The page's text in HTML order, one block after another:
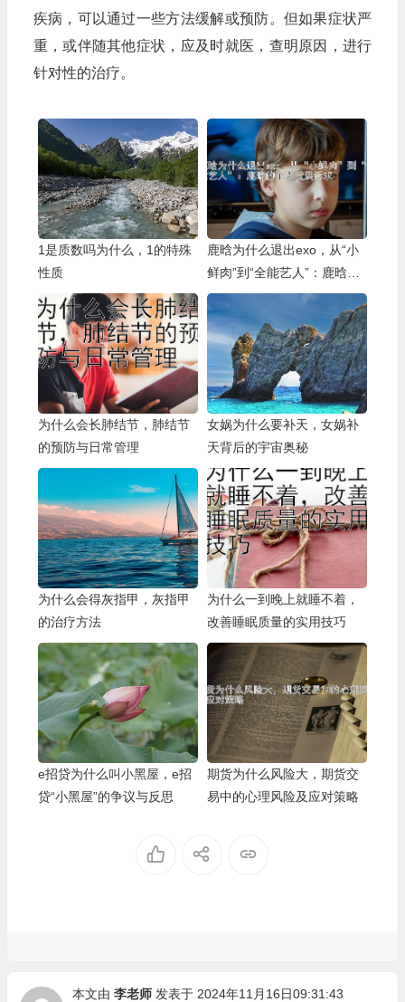
疾病，可以通过一些方法缓解或预防。但如果症状严
重，或伴随其他症状，应及时就医，查明原因，进行
针对性的治疗。
1是质数吗为什么，1的特殊
性质
鹿晗为什么退出exo，从“小
鲜肉”到“全能艺人”：鹿晗的
个人发展诉求
为什么会长肺结节，肺结节
的预防与日常管理
女娲为什么要补天，女娲补
天背后的宇宙奥秘
为什么会得灰指甲，灰指甲
的治疗方法
为什么一到晚上就睡不着，
改善睡眠质量的实用技巧
e招贷为什么叫小黑屋，e招
贷“小黑屋”的争议与反思
期货为什么风险大，期货交
易中的心理风险及应对策略
本文由 李老师发表于 2024年11月16日09:31:43